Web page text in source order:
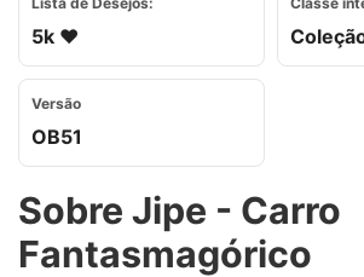
5k ❤️
Versão
OB51
Sobre Jipe - Carro
Fantasmagórico